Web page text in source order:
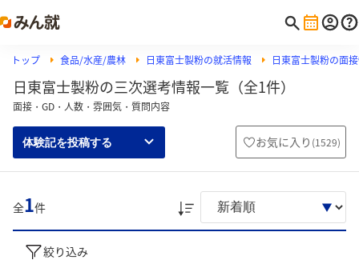
トップ 食品/水産/農林 日東富士製粉の就活情報 日東富士製粉の面
日東富士製粉の三次選考情報一覧（全1件）
面接・GD・人数・雰囲気・質問内容
体験記を投稿する お気に入り (1529)
全1件
絞り込み